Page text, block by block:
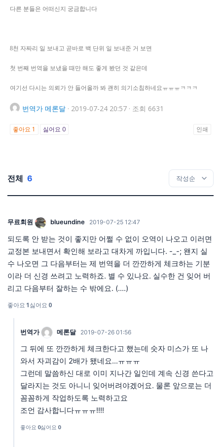
다른 분들은 어떠신지 궁금합니다
8천 자짜리 일 보내고 곧바로 백 단위 일 보내준 거 보면
첫 번째 번역을 보냈을 때만 해도 좋게 봤던 것 같은데
여기선 다시는 의뢰가 안 들어올까 봐 괜히 의기소침하네요ㅠㅠㅠㅋㅋㅋ
번역가 메론달 · 2019-07-24 20:57 · 조회 6631
좋아요 1 싫어요 0 인쇄
전체 6
무료회원 blueundine 2019-07-25 12:47
되도록 안 받는 것이 좋지만 어쩔 수 없이 오역이 나오고 이러면
교정본 보내면서 확인해 보라고 대차게 까입니다. -_-; 왠지 실
수 나오면 그 다음부터는 제 번역을 더 깐깐하게 체크하는 기분
이라 더 신경 쓰려고 노력하죠. 별 수 있나요. 실수한 건 잊어 버
리고 다음부터 잘하는 수 밖에요. (....)
좋아요1싫어요 0
번역가 메론달 2019-07-26 01:56
그 뒤에 또 깐깐하게 체크한다고 했는데 숫자 미스가 또 나
와서 자괴감이 2배가 됐네요...ㅠㅠㅠ
그런데 말씀하신 대로 이미 지나간 일인데 계속 신경 쓴다고
달라지는 것도 아니니 잊어버려야겠어요. 물론 앞으로는 더
꼼꼼하게 작업하도록 노력하고요
조언 감사합니다ㅠㅠㅠ!!!!
좋아요 0싫어요 0